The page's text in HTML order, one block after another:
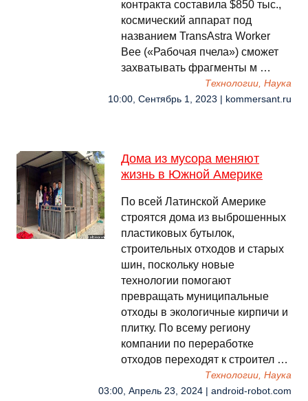
контракта составила $850 тыс.,
космический аппарат под
названием TransAstra Worker
Bee («Рабочая пчела») сможет
захватывать фрагменты м …
Технологии, Наука
10:00, Сентябрь 1, 2023 | kommersant.ru
Дома из мусора меняют
жизнь в Южной Америке
По всей Латинской Америке
строятся дома из выброшенных
пластиковых бутылок,
строительных отходов и старых
шин, поскольку новые
технологии помогают
превращать муниципальные
отходы в экологичные кирпичи и
плитку. По всему региону
компании по переработке
отходов переходят к строител …
Технологии, Наука
03:00, Апрель 23, 2024 | android-robot.com